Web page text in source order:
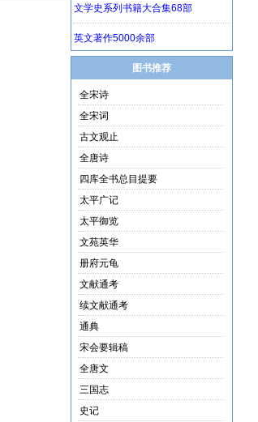
图书推荐
全宋诗
全宋词
古文观止
全唐诗
四库全书总目提要
太平广记
太平御览
文苑英华
册府元龟
文献通考
续文献通考
通典
宋会要辑稿
全唐文
三国志
史记